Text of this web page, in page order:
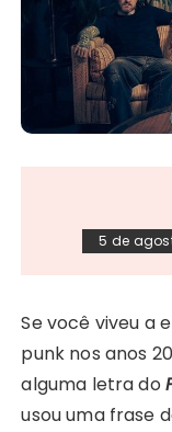
5 de
Se você viveu a
punk nos anos
alguma letra do
usou uma frase